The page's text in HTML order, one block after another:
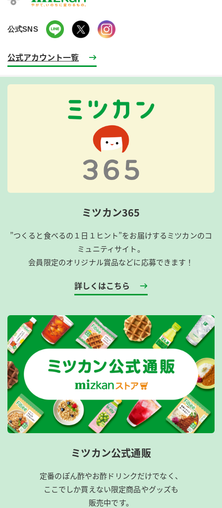
公式SNS
公式アカウント一覧
ミツカン365
”つくると食べるの１日１ヒント”をお届けするミツカンのコ
ミュニティサイト。
会員限定のオリジナル賞品などに応募できます！
詳しくはこちら
ミツカン公式通販
定番のぽん酢やお酢ドリンクだけでなく、
ここでしか買えない限定商品やグッズも
販売中です。